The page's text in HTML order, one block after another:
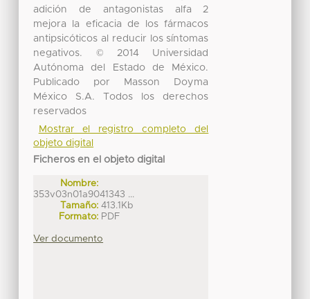
adición de antagonistas alfa 2
mejora la eficacia de los fármacos
antipsicóticos al reducir los síntomas
negativos. © 2014 Universidad
Autónoma del Estado de México.
Publicado por Masson Doyma
México S.A. Todos los derechos
reservados
Mostrar el registro completo del
objeto digital
Ficheros en el objeto digital
Nombre:
353v03n01a9041343 ...
Tamaño: 413.1Kb
Formato: PDF
Ver documento